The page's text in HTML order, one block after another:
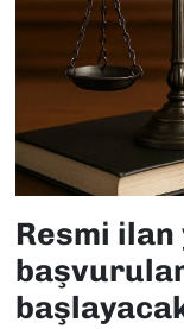
Resmi ilan